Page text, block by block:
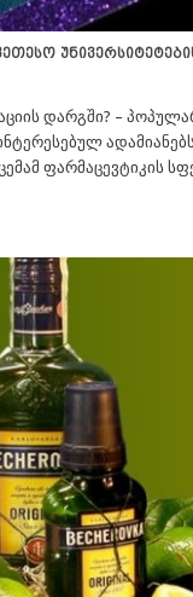
დარგში? –
ფარმაცევტიკის